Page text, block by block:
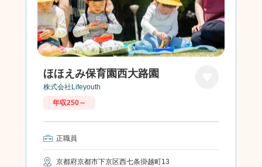
ほほえみ保育園西大路園
株式会社Lifeyouth
年収250～
正職員
京都府京都市下京区西七条掛越町13